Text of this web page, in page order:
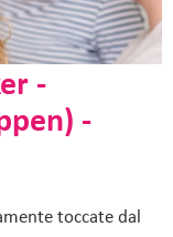
-
-
toccate dal